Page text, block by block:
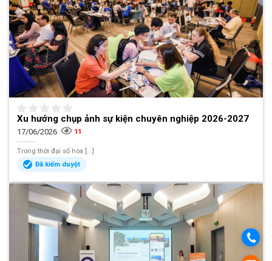
Xu hướng chụp ảnh sự kiện chuyên nghiệp 2026-2027
17/06/2026 11
Trong thời đại số hóa [...]
Đã kiểm duyệt